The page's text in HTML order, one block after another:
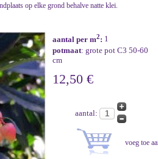
op elke grond behalve natte klei.
aantal per m2: 1
potmaat: grote pot C3 50-60
cm
12,50 €
aantal: